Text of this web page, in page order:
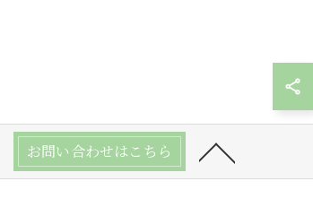
お問い合わせはこちら